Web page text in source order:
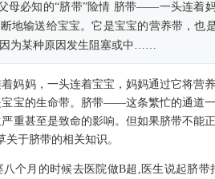
母必知的“脐带”险情 脐带——一头连着
地输送给宝宝。它是宝宝的营养带，
为某种原因发生阻塞或中……
，一头连着宝宝，妈妈通过它将营养
宝的生命带。脐带――这条繁忙的通道
重甚至是致命的影响。但如果脐带不能
关于脐带的相关知识。
月的时候去医院做B超,医生说起脐带